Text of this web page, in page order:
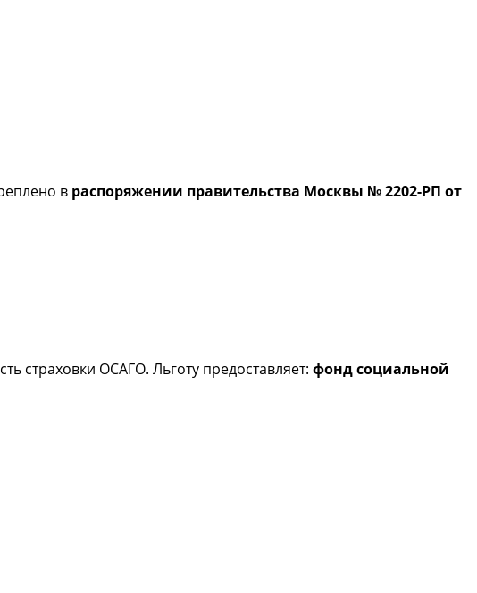
в распоряжении правительства Москвы № 2202-РП от
страховки ОСАГО. Льготу предоставляет: фонд социальной